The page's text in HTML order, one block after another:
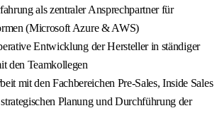
als zentraler Ansprechpartner für
(Microsoft Azure & AWS)
Entwicklung der Hersteller in ständiger
den Teamkollegen
mit den Fachbereichen Pre-Sales, Inside Sales
Planung und Durchführung der